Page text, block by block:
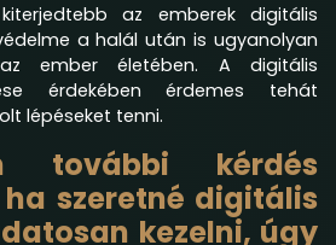
az emberek digitális
a halál után is ugyanolyan
ember életében. A digitális
érdekében érdemes tehát
lépéseket tenni.
további kérdés
szeretné digitális
kezelni, úgy